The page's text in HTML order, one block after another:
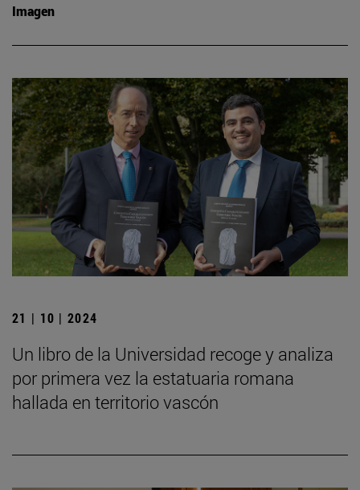
Imagen
21 | 10 | 2024
Un libro de la Universidad recoge y analiza
por primera vez la estatuaria romana
hallada en territorio vascón